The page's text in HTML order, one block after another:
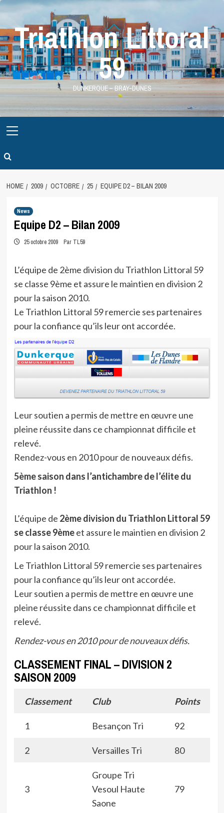
Skip
contentTriathlon Littoral
59
DUNKERQUE – BRAY-DUNES
Menu
HOME 2009 OCTOBRE 25 EQUIPE D2 – BILAN 2009
News
Equipe D2 – Bilan 2009
25 octobre 2009 Par TL59
L’équipe de 2ème division du Triathlon Littoral 59
se classe 9ème et assure le maintien en division 2
pour la saison 2010.
Le Triathlon Littoral 59 remercie ses partenaires
pour la confiance qu’ils leur ont accordée.
Leur soutien a permis de mettre en œuvre une
pleine réussite dans ce championnat difficile et
relevé.
Rendez-vous en 2010 pour de nouveaux défis.
5ème saison dans l’antichambre de l’élite du
Triathlon !
L’équipe de 2ème division du Triathlon Littoral 59
se classe 9èmeet assure le maintien en division 2
pour la saison 2010.
Le Triathlon Littoral 59 remercie ses partenaires
pour la confiance qu’ils leur ont accordée.
Leur soutien a permis de mettre en œuvre une
pleine réussite dans ce championnat difficile et
relevé.
Rendez-vous en 2010 pour de nouveaux défis.
CLASSEMENT FINAL – DIVISION 2
SAISON 2009
Classement Club Points
1 Besançon Tri 92
2 Versailles Tri 80
3
Groupe Tri
Vesoul Haute
Saone
79